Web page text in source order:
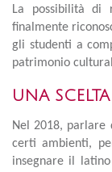
La possibilità di
finalmente
gli studenti a
patrimonio
UNA
Nel 2018,
certi ambienti,
insegnare il